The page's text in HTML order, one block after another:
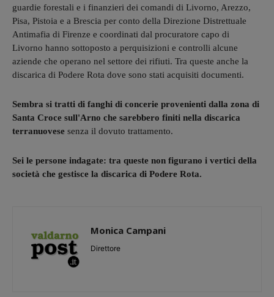
guardie forestali e i finanzieri dei comandi di Livorno, Arezzo,
Pisa, Pistoia e a Brescia per conto della Direzione Distrettuale
Antimafia di Firenze e coordinati dal procuratore capo di
Livorno hanno sottoposto a perquisizioni e controlli alcune
aziende che operano nel settore dei rifiuti. Tra queste anche la
discarica di Podere Rota dove sono stati acquisiti documenti.
Sembra si tratti di fanghi di concerie provenienti dalla zona di
Santa Croce sull'Arno che sarebbero finiti nella discarica
terranuovese senza il dovuto trattamento.
Sei le persone indagate: tra queste non figurano i vertici della
società che gestisce la discarica di Podere Rota.
Monica Campani
Direttore